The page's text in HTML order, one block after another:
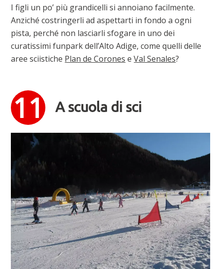
I figli un po’ più grandicelli si annoiano facilmente.
Anziché costringerli ad aspettarti in fondo a ogni
pista, perché non lasciarli sfogare in uno dei
curatissimi funpark dell’Alto Adige, come quelli delle
aree sciistiche Plan de Corones eVal Senales?
A scuola di sci